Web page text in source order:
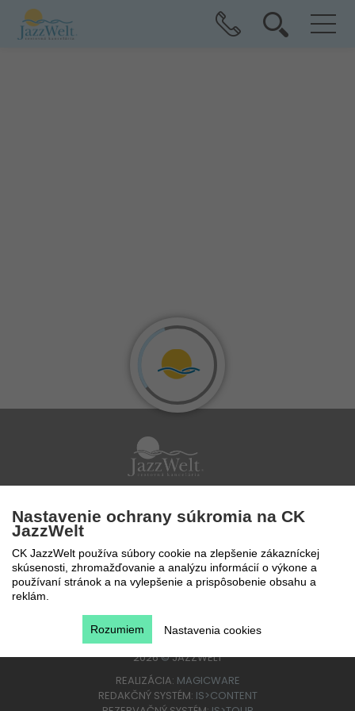
Po - Pi 9 - 17 hod
0850 777 888
2026©JAZZWELT
REALIZÁCIA: MAGICWARE
REDAKČNÝ SYSTÉM: IS>CONTENT
Nastavenie ochrany súkromia na CK
JazzWelt
CK JazzWelt používa súbory cookie na zlepšenie zákazníckej
skúsenosti, zhromažďovanie a analýzu informácií o výkone a
používaní stránok a na vylepšenie a prispôsobenie obsahu a
reklám.
Nastavenia cookies
Rozumiem